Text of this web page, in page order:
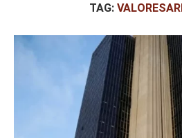
TAG: